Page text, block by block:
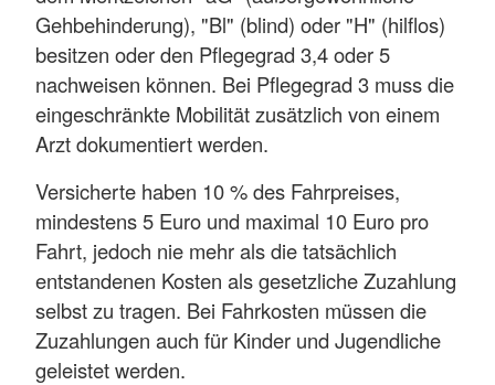
Gehbehinderung), "Bl" (blind) oder "H" (hilflos)
besitzen oder den Pflegegrad 3,4 oder 5
nachweisen können. Bei Pflegegrad 3 muss die
eingeschränkte Mobilität zusätzlich von einem
Arzt dokumentiert werden.
Versicherte haben 10 % des Fahrpreises,
mindestens 5 Euro und maximal 10 Euro pro
Fahrt, jedoch nie mehr als die tatsächlich
entstandenen Kosten als gesetzliche Zuzahlung
selbst zu tragen. Bei Fahrkosten müssen die
Zuzahlungen auch für Kinder und Jugendliche
geleistet werden.